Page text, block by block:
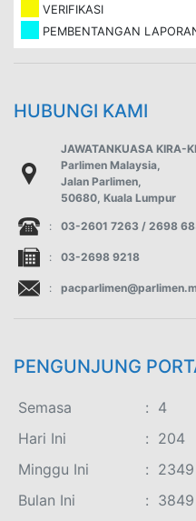
VERIFIKASI
PEMBENTANGAN
HUBUNGI KAMI
JAWATANKUASA KIRA-
Parlimen Malaysia,
Jalan Parlimen,
50680, Kuala Lumpur
: 03-2601 7263 / 2698
: 03-2698 9218
:
PENGUNJUNG
Semasa : 4
Hari Ini
: 204
Minggu Ini
: 2349
Bulan Ini
: 3849